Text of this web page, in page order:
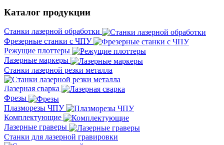
Каталог продукции
Станки лазерной обработки
Фрезерные станки с ЧПУ
Режущие плоттеры
Лазерные маркеры
Станки лазерной резки металла
Лазерная сварка
Фрезы
Плазморезы ЧПУ
Комплектующие
Лазерные граверы
Станки для лазерной гравировки